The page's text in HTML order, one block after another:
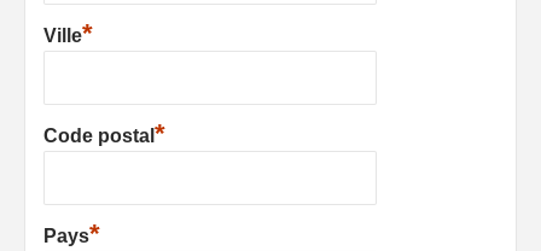
Ville*
Code postal *
Pays*